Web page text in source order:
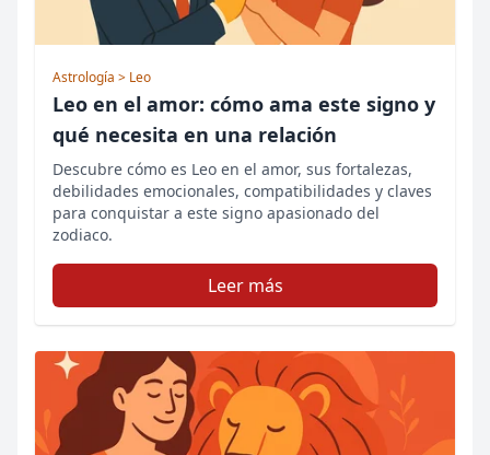
Astrología > Leo
Leo en el amor: cómo ama este signo y
qué necesita en una relación
Descubre cómo es Leo en el amor, sus fortalezas,
debilidades emocionales, compatibilidades y claves
para conquistar a este signo apasionado del
zodiaco.
Leer más